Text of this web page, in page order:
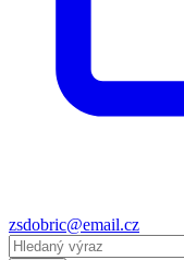
zsdobric@email.cz